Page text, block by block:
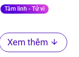
Tâm linh - Tử vi
Xem thêm